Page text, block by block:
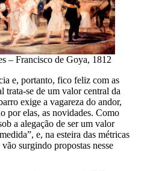
– Francisco de Goya, 1812
e, portanto, fico feliz com as
trata-se de um valor central da
exige a vagareza do andor,
por elas, as novidades. Como
a alegação de ser um valor
e, na esteira das métricas
surgindo propostas nesse